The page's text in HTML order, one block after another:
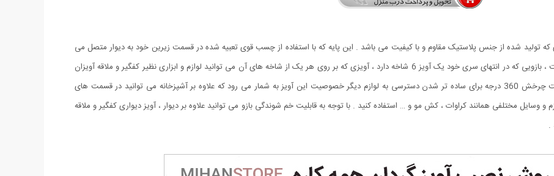
تولید شده از جنس پلاستیک مقاوم و با کیفیت می باشد . این پایه که با استفاده از چسب قوی تعبیه شده در قسمت زیرین خود به دیوار متصل می
شود دارای بازویی با قابلیت خم شدن در زاویه 180 درجه است ، بازویی که در انتهای سری خود یک آویز 6 شاخه دارد ، آویزی که بر روی هر یک از شاخه های آن می توانید لوازم و ابزاری نظیر کفگیر و ملاقه آویزان
کنید تا در موقع نیاز به سادگی در دسترس شما باشند . قابلیت چرخش 360 درجه برای ساده تر شدن دسترسی به لوازم دیگر خصوصیت این آویز به شمار می رود که علاوه بر آشپزخانه می توانید در قسمت های
وسایل مختلفی همانند کراوات ، کش مو و … استفاده کنید . با توجه به قابلیت خم شوندگی بازو می توانید علاوه بر دیوار ، آویز دیواری کفگیر و ملاقه
.